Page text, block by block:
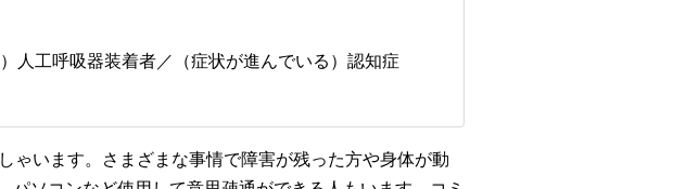
人工呼吸器装着者／（症状が進んでいる）認知症
ゃいます。さまざまな事情で障害が残った方や身体が動